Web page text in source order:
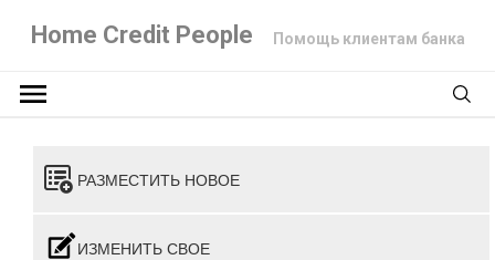
Home Credit People Помощь клиентам банка
РАЗМЕСТИТЬ НОВОЕ
ИЗМЕНИТЬ СВОЕ